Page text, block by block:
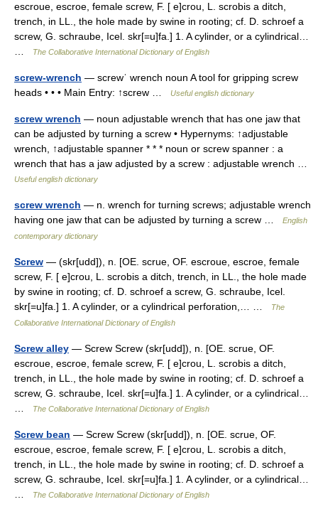
escroue, escroe, female screw, F. [ e]crou, L. scrobis a ditch,
trench, in LL., the hole made by swine in rooting; cf. D. schroef a
screw, G. schraube, Icel. skr[=u]fa.] 1. A cylinder, or a cylindrical…
The Collaborative International Dictionary of English
screw-wrench — screwˈ wrench noun A tool for gripping screw
heads • • • Main Entry: ↑screw …
Useful english dictionary
screw wrench — noun adjustable wrench that has one jaw that
can be adjusted by turning a screw • Hypernyms: ↑adjustable
wrench, ↑adjustable spanner * * * noun or screw spanner : a
wrench that has a jaw adjusted by a screw : adjustable wrench …
Useful english dictionary
screw wrench — n. wrench for turning screws; adjustable wrench
having one jaw that can be adjusted by turning a screw …
English
contemporary dictionary
Screw — (skr[udd]), n. [OE. scrue, OF. escroue, escroe, female
screw, F. [ e]crou, L. scrobis a ditch, trench, in LL., the hole made
by swine in rooting; cf. D. schroef a screw, G. schraube, Icel.
skr[=u]fa.] 1. A cylinder, or a cylindrical perforation,… …
The
Collaborative International Dictionary of English
Screw alley — Screw Screw (skr[udd]), n. [OE. scrue, OF.
escroue, escroe, female screw, F. [ e]crou, L. scrobis a ditch,
trench, in LL., the hole made by swine in rooting; cf. D. schroef a
screw, G. schraube, Icel. skr[=u]fa.] 1. A cylinder, or a cylindrical…
The Collaborative International Dictionary of English
Screw bean — Screw Screw (skr[udd]), n. [OE. scrue, OF.
escroue, escroe, female screw, F. [ e]crou, L. scrobis a ditch,
trench, in LL., the hole made by swine in rooting; cf. D. schroef a
screw, G. schraube, Icel. skr[=u]fa.] 1. A cylinder, or a cylindrical…
The Collaborative International Dictionary of English